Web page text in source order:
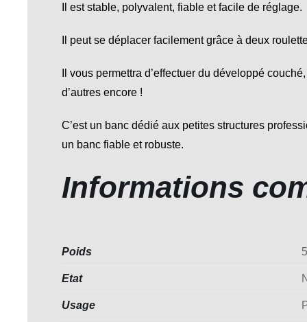
Il est stable, polyvalent, fiable et facile de réglage.
Il peut se déplacer facilement grâce à deux
Il vous permettra d’effectuer du développé
d’autres encore !
C’est un banc dédié aux petites structures
un banc fiable et robuste.
Informations
Poids
Etat
Usage